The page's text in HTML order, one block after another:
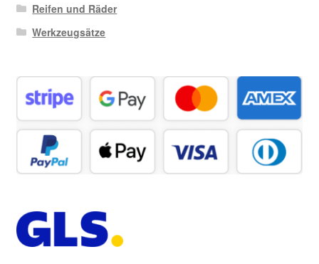
Reifen und Räder
Werkzeugsätze